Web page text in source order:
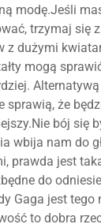
modę.Jeśli
trzymaj się
z dużymi
mogą
sprawią, że
bój się
wbija nam do
prawda jest
do
Gaga jest tego
to dobra